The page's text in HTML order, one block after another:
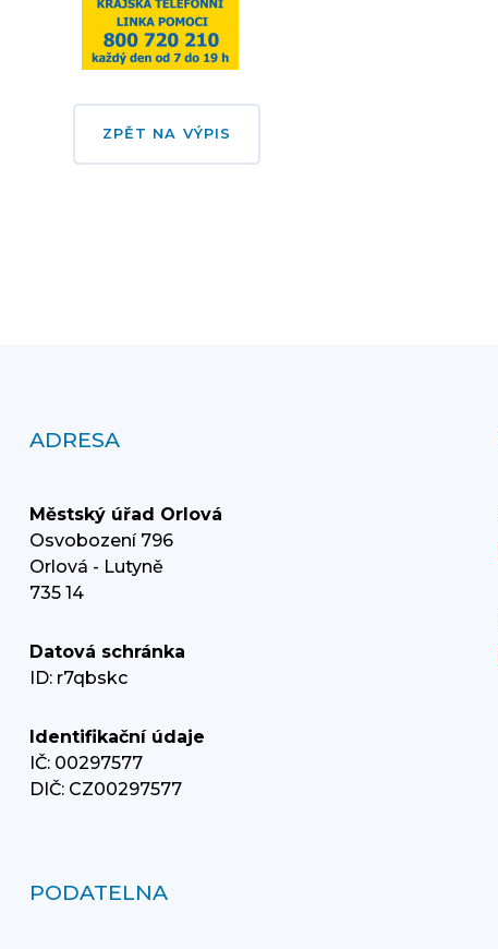
ZPĚT NA VÝPIS
ADRESA
Městský úřad Orlová
Osvobození 796
Orlová - Lutyně
735 14
Datová schránka
ID: r7qbskc
Identifikační údaje
IČ: 00297577
DIČ: CZ00297577
PODATELNA